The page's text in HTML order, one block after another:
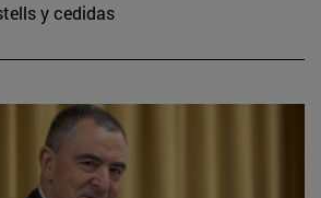
y cedidas